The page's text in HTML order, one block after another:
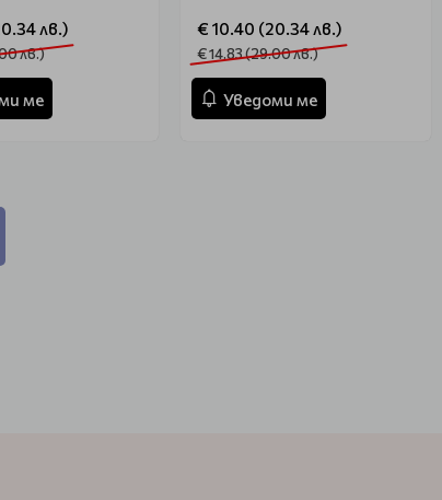
лв.)
лв.)
ме
€ 10.40 (20.34 лв.)
€ 14.83 (29.00 лв.)
Уведоми ме